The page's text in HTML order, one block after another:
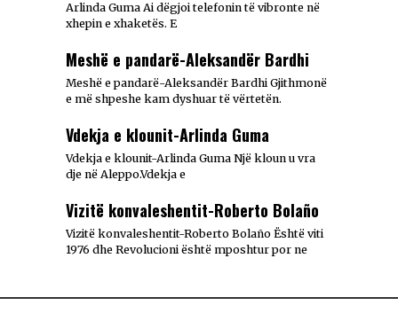
Arlinda Guma Ai dëgjoi telefonin të vibronte në
xhepin e xhaketës. E
Meshë e pandarë-Aleksandër Bardhi
Meshë e pandarë-Aleksandër Bardhi Gjithmonë
e më shpeshe kam dyshuar të vërtetën.
Vdekja e klounit-Arlinda Guma
Vdekja e klounit-Arlinda Guma Një kloun u vra
dje në Aleppo.Vdekja e
Vizitë konvaleshentit-Roberto Bolaño
Vizitë konvaleshentit-Roberto Bolaño Është viti
1976 dhe Revolucioni është mposhtur por ne